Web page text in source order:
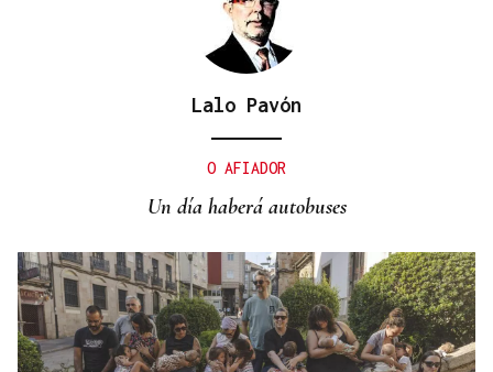
Asturias ofrece a los centros asturianos cursos a
Lalo Pavón
O AFIADOR
Un día haberá autobuses